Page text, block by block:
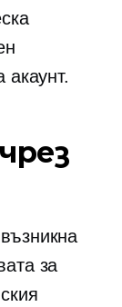
акаунт.
за